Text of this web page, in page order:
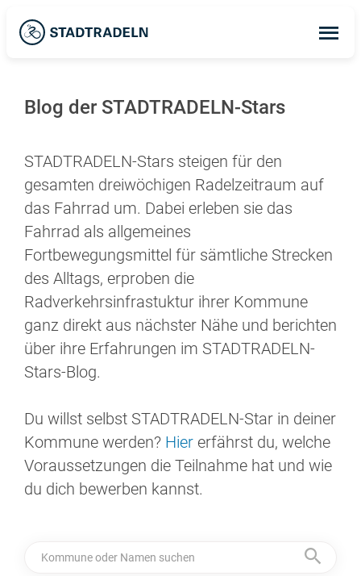
Blog der STADTRADELN-Stars
STADTRADELN-Stars steigen für den
gesamten dreiwöchigen Radelzeitraum auf
das Fahrrad um. Dabei erleben sie das
Fahrrad als allgemeines
Fortbewegungsmittel für sämtliche Strecken
des Alltags, erproben die
Radverkehrsinfrastuktur ihrer Kommune
ganz direkt aus nächster Nähe und berichten
über ihre Erfahrungen im STADTRADELN-
Stars-Blog.
Du willst selbst STADTRADELN-Star in deiner
Kommune werden? Hier erfährst du, welche
Voraussetzungen die Teilnahme hat und wie
du dich bewerben kannst.
Kommune oder Namen suchen